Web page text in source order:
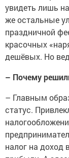
увидеть лишь
же остальные
праздничной
красочных
дешёвых. Но
– Почему
– Главным
статус.
налог на доход